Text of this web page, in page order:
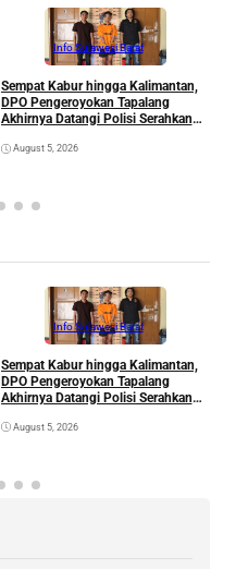
Info Sulawesi Barat
Sempat Kabur hingga Kalimantan,
DPO Pengeroyokan Tapalang
Akhirnya Datangi Polisi Serahkan
August 5, 2026
Info Sulawesi Barat
Sempat Kabur hingga Kalimantan,
DPO Pengeroyokan Tapalang
Akhirnya Datangi Polisi Serahkan
August 5, 2026